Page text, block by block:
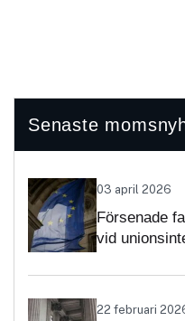
Senaste
03 april 2026
Försenade
vid
22 februari